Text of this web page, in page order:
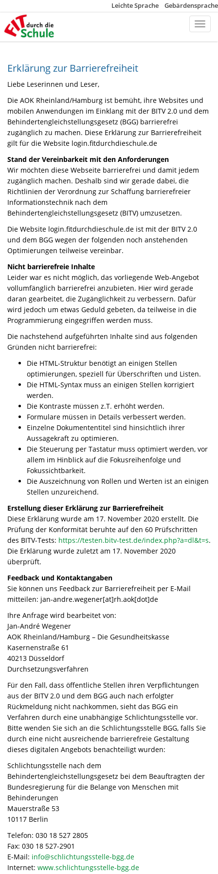
Gebärdensprache
Leichte Sprache
Erklärung zur Barrierefreiheit
Liebe Leserinnen und Leser,
Die AOK Rheinland/Hamburg ist bemüht, ihre Websites und
mobilen Anwendungen im Einklang mit der BITV 2.0 und dem
Behindertengleichstellungsgesetz (BGG) barrierefrei
zugänglich zu machen. Diese Erklärung zur Barrierefreiheit
gilt für die Website login.fitdurchdieschule.de
Stand der Vereinbarkeit mit den Anforderungen
Wir möchten diese Webseite barrierefrei und damit jedem
zugänglich machen. Deshalb sind wir gerade dabei, die
Richtlinien der Verordnung zur Schaffung barrierefreier
Informationstechnik nach dem
Behindertengleichstellungsgesetz (BITV) umzusetzen.
Die Website login.fitdurchdieschule.de ist mit der BITV 2.0
und dem BGG wegen der folgenden noch anstehenden
Optimierungen teilweise vereinbar.
Nicht barrierefreie Inhalte
Leider war es nicht möglich, das vorliegende Web-Angebot
vollumfänglich barrierefrei anzubieten. Hier wird gerade
daran gearbeitet, die Zugänglichkeit zu verbessern. Dafür
wird jedoch um etwas Geduld gebeten, da teilweise in die
Programmierung eingegriffen werden muss.
Die nachstehend aufgeführten Inhalte sind aus folgenden
Gründen nicht barrierefrei:
Die HTML-Struktur benötigt an einigen Stellen
optimierungen, speziell für Überschriften und Listen.
Die HTML-Syntax muss an einigen Stellen korrigiert
werden.
Die Kontraste müssen z.T. erhöht werden.
Formulare müssen in Details verbessert werden.
Einzelne Dokumententitel sind hinsichtlich ihrer
Aussagekraft zu optimieren.
Die Steuerung per Tastatur muss optimiert werden, vor
allem im Hinblick auf die Fokusreihenfolge und
Fokussichtbarkeit.
Die Auszeichnung von Rollen und Werten ist an einigen
Stellen unzureichend.
Erstellung dieser Erklärung zur Barrierefreiheit
Diese Erklärung wurde am 17. November 2020 erstellt. Die
Prüfung der Konformität beruhte auf den 60 Prüfschritten
des BITV-Tests: https://testen.bitv-test.de/index.php?a=dl&t=s.
Die Erklärung wurde zuletzt am 17. November 2020
überprüft.
Feedback und Kontaktangaben
Sie können uns Feedback zur Barrierefreiheit per E-Mail
mitteilen: jan-andre.wegener[at]rh.aok[dot]de
Ihre Anfrage wird bearbeitet von:
Jan-André Wegener
AOK Rheinland/Hamburg – Die Gesundheitskasse
Kasernenstraße 61
40213 Düsseldorf
Durchsetzungsverfahren
Für den Fall, dass öffentliche Stellen ihren Verpflichtungen
aus der BITV 2.0 und dem BGG auch nach erfolgter
Rückmeldung nicht nachkommen, sieht das BGG ein
Verfahren durch eine unabhängige Schlichtungsstelle vor.
Bitte wenden Sie sich an die Schlichtungsstelle BGG, falls Sie
durch eine nicht ausreichende barrierefreie Gestaltung
dieses digitalen Angebots benachteiligt wurden:
Schlichtungsstelle nach dem
Behindertengleichstellungsgesetz bei dem Beauftragten der
Bundesregierung für die Belange von Menschen mit
Behinderungen
Mauerstraße 53
10117 Berlin
Telefon: 030 18 527 2805
Fax: 030 18 527-2901
E-Mail: info@schlichtungsstelle-bgg.de
Internet: www.schlichtungsstelle-bgg.de